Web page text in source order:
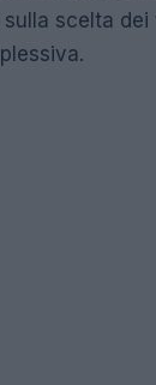
scelta dei